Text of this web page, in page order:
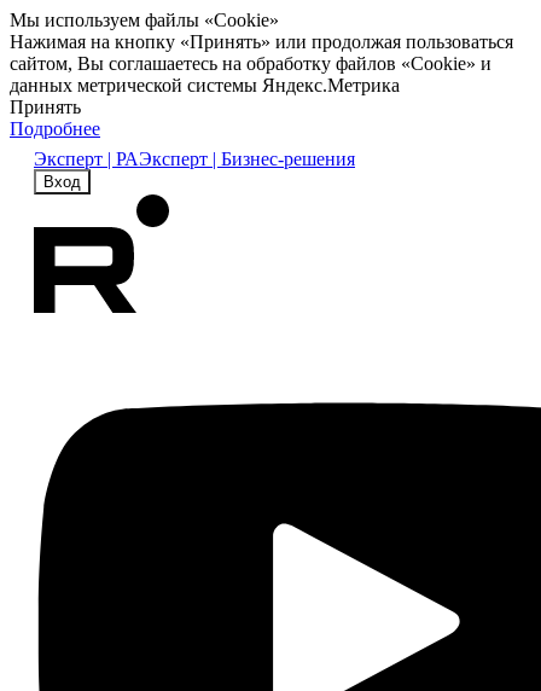
Мы используем файлы «Cookie»
Нажимая на кнопку «Принять» или продолжая пользоваться
сайтом, Вы соглашаетесь на обработку файлов «Cookie» и
данных метрической системы Яндекс.Метрика
Принять
Подробнее
Эксперт | РАЭксперт | Бизнес-решения
Вход